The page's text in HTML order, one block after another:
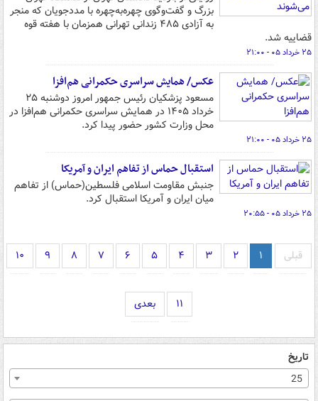
بزرگ و گفت‌وگوی چهره‌به‌چهره با مددجویان که منجر
به آزادی ۴۸۵ زندانی تهرانی همزمان با هفته قوه
قضاییه شد.
۲۵ خرداد ۰۵ - ۲۱:۰۰
عکس/ همایش سراسری حکمرانی هم‌افزا
مسعود پزشکیان رئیس جمهور امروز دوشنبه ۲۵
خرداد ۱۴۰۵ در همایش سراسری حکمرانی هم‌افزا در
محل وزارت کشور حضور پیدا کرد.
۲۵ خرداد ۰۵ - ۲۱:۰۰
استقبال حماس از تفاهم ایران و آمریکا
جنبش مقاومت اسلامی فلسطین(حماس) از تفاهم
میان ایران و آمریکا استقبال کرد.
۲۵ خرداد ۰۵ - ۲۰:۵۵
قبلی ۱ ۲ ۳ ۴ ۵ ۶ ۷ ۸ ۹ ۱۰
۱۱ بعدی
تاریخ
25